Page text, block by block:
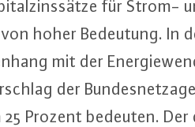
für Strom-
hoher Bedeutung. In
mit der
der
25 Prozent bedeuten.